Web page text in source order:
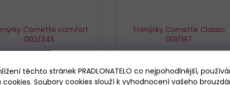
těchto stránek PRADLONATELO co nejpohodlnější,
Soubory cookies slouží k vyhodnocení vašeho
Cornette comfort
002/345
309 Kč
Trenýrky Cornette Classic
001/197
od319 Kč